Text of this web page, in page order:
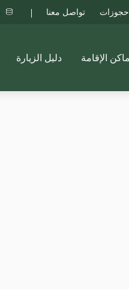
تواصل معنا
الإقامة دليل الزيارة